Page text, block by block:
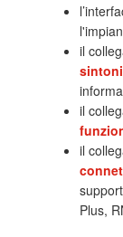
il
il
il
Plus,